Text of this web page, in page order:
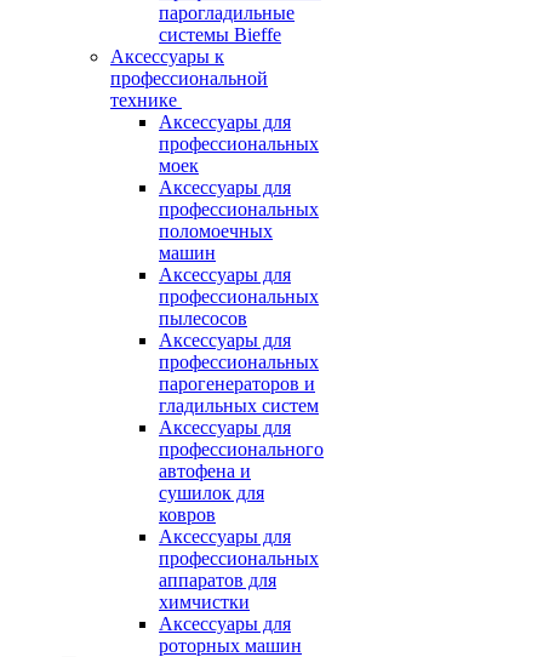
парогладильные
системы Bieffe
Аксессуары к
профессиональной
технике
Аксессуары для
профессиональных
моек
Аксессуары для
профессиональных
поломоечных
машин
Аксессуары для
профессиональных
пылесосов
Аксессуары для
профессиональных
парогенераторов и
гладильных систем
Аксессуары для
профессионального
автофена и
сушилок для
ковров
Аксессуары для
профессиональных
аппаратов для
химчистки
Аксессуары для
роторных машин